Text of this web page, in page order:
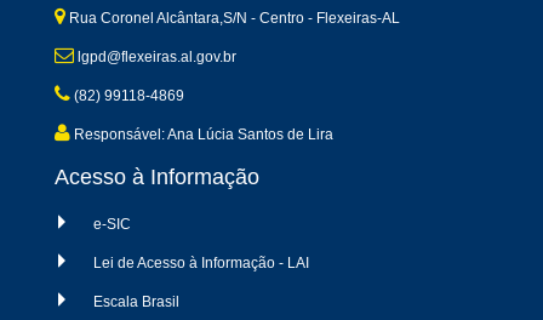
Rua Coronel Alcântara,S/N - Centro - Flexeiras-AL
lgpd@flexeiras.al.gov.br
(82) 99118-4869
Responsável: Ana Lúcia Santos de Lira
Acesso à Informação
e-SIC
Lei de Acesso à Informação - LAI
Escala Brasil